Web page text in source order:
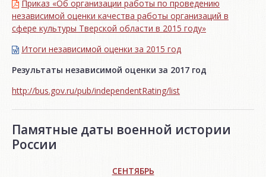
Приказ «Об организации работы по проведению
независимой оценки качества работы организаций в
сфере культуры Тверской области в 2015 году»
Итоги независимой oценки за 2015 год
Результаты независимой оценки за 2017 год
http://bus.gov.ru/pub/independentRating/list
Памятные даты военной истории
России
СЕНТЯБРЬ